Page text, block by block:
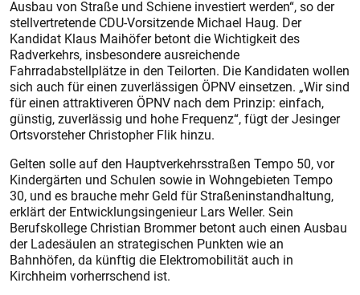
Ausbau von Straße und Schiene investiert werden“, so der
stellvertretende CDU-Vorsitzende Michael Haug. Der
Kandidat Klaus Maihöfer betont die Wichtigkeit des
Radverkehrs, insbesondere ausreichende
Fahrradabstellplätze in den Teilorten. Die Kandidaten wollen
sich auch für einen zuverlässigen ÖPNV einsetzen. „Wir sind
für einen attraktiveren ÖPNV nach dem Prinzip: einfach,
günstig, zuverlässig und hohe Frequenz“, fügt der Jesinger
Ortsvorsteher Christopher Flik hinzu.
Gelten solle auf den Hauptverkehrsstraßen Tempo 50, vor
Kindergärten und Schulen sowie in Wohngebieten Tempo
30, und es brauche mehr Geld für Straßeninstandhaltung,
erklärt der Entwicklungsingenieur Lars Weller. Sein
Berufskollege Christian Brommer betont auch einen Ausbau
der Ladesäulen an strategischen Punkten wie an
Bahnhöfen, da künftig die Elektromobilität auch in
Kirchheim vorherrschend ist.